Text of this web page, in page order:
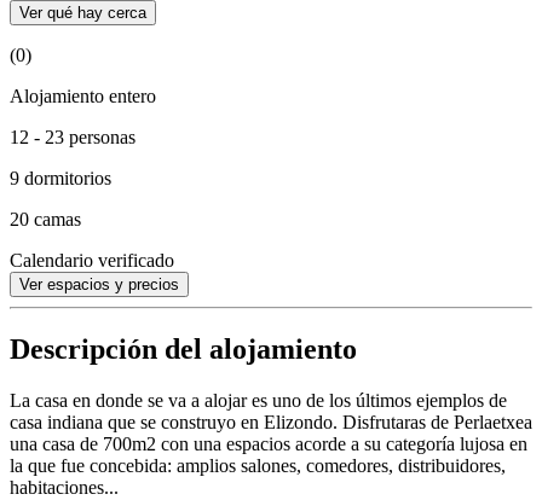
Ver qué hay cerca
(0)
Alojamiento entero
12 - 23 personas
9 dormitorios
20 camas
Calendario verificado
Ver espacios y precios
Descripción del alojamiento
La casa en donde se va a alojar es uno de los últimos ejemplos de
casa indiana que se construyo en Elizondo. Disfrutaras de Perlaetxea
una casa de 700m2 con una espacios acorde a su categoría lujosa en
la que fue concebida: amplios salones, comedores, distribuidores,
habitaciones...